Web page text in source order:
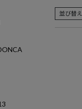
並び替え